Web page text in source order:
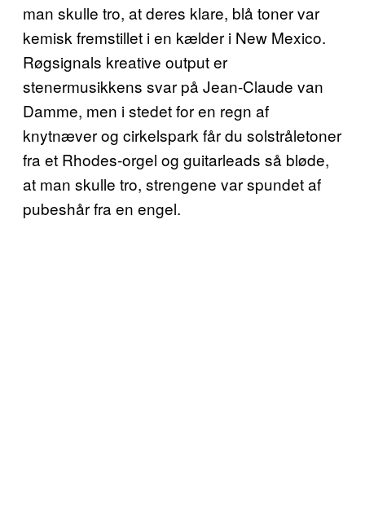
man skulle tro, at deres klare, blå toner var
kemisk fremstillet i en kælder i New Mexico.
Røgsignals kreative output er
stenermusikkens svar på Jean-Claude van
Damme, men i stedet for en regn af
knytnæver og cirkelspark får du solstråletoner
fra et Rhodes-orgel og guitarleads så bløde,
at man skulle tro, strengene var spundet af
pubeshår fra en engel.